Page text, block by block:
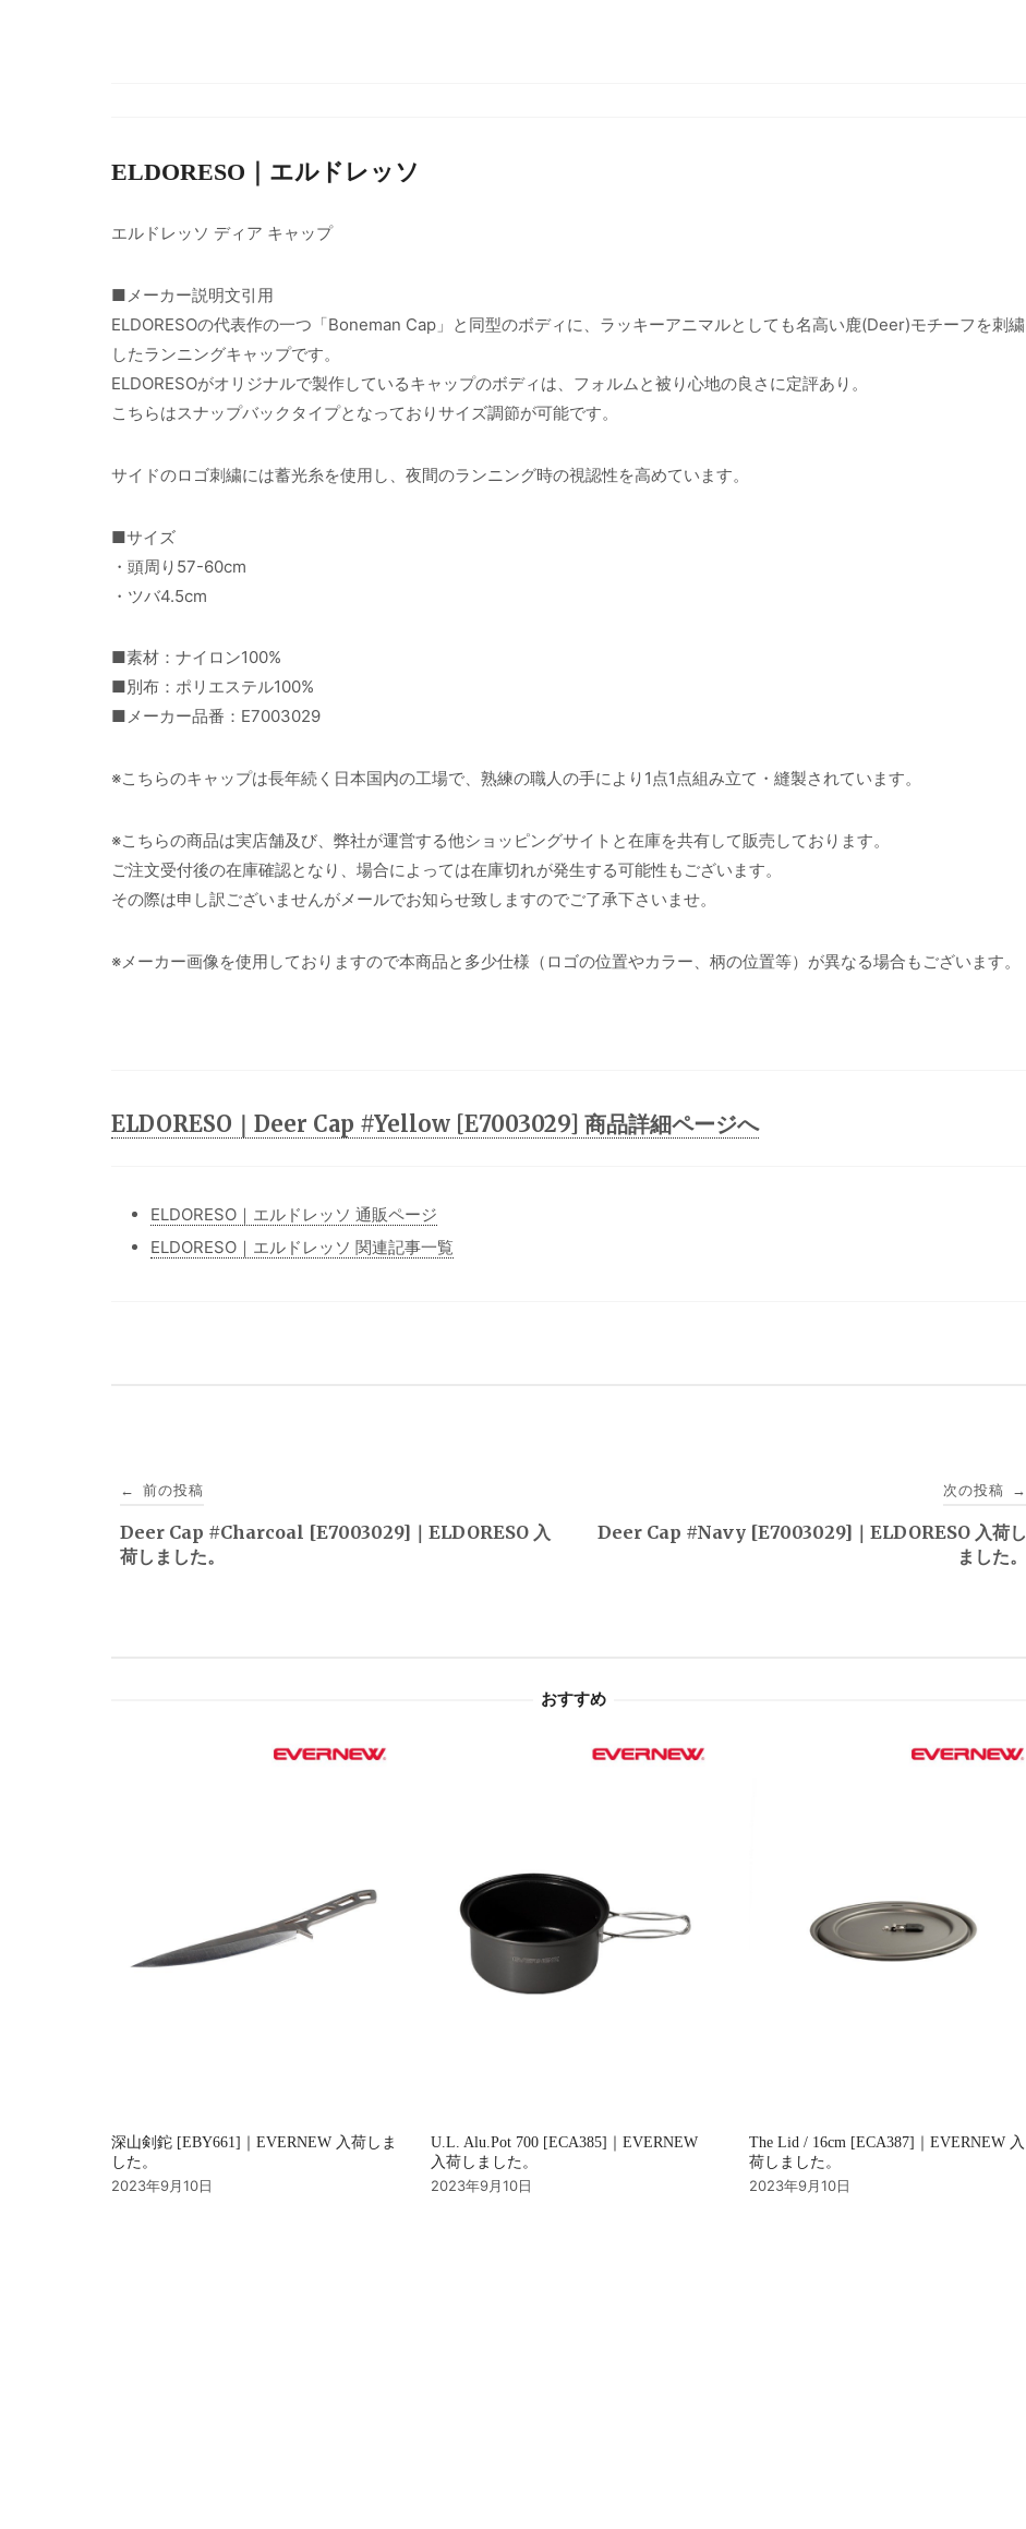
ELDORESO｜エルドレッソ
エルドレッソ ディア キャップ
■メーカー説明文引用
ELDORESOの代表作の一つ「Boneman Cap」と同型のボディに、ラッキーアニマルとしても名高い鹿(Deer)モチーフを刺繍
したランニングキャップです。
ELDORESOがオリジナルで製作しているキャップのボディは、フォルムと被り心地の良さに定評あり。
こちらはスナップバックタイプとなっておりサイズ調節が可能です。
サイドのロゴ刺繍には蓄光糸を使用し、夜間のランニング時の視認性を高めています。
■サイズ
・頭周り57-60cm
・ツバ4.5cm
■素材：ナイロン100%
■別布：ポリエステル100%
■メーカー品番：E7003029
※こちらのキャップは長年続く日本国内の工場で、熟練の職人の手により1点1点組み立て・縫製されています。
※こちらの商品は実店舗及び、弊社が運営する他ショッピングサイトと在庫を共有して販売しております。
ご注文受付後の在庫確認となり、場合によっては在庫切れが発生する可能性もございます。
その際は申し訳ございませんがメールでお知らせ致しますのでご了承下さいませ。
※メーカー画像を使用しておりますので本商品と多少仕様（ロゴの位置やカラー、柄の位置等）が異なる場合もございます。
ELDORESO｜Deer Cap #Yellow [E7003029] 商品詳細ページへ
ELDORESO｜エルドレッソ 通販ページ
ELDORESO｜エルドレッソ 関連記事一覧
稿
ナ
← 前の投稿
Deer Cap #Charcoal [E7003029]｜ELDORESO 入
荷しました。
次の投稿 →
Deer Cap #Navy [E7003029]｜ELDORESO 入荷し
ました。
おすすめ
深山剣鉈 [EBY661]｜EVERNEW 入荷しま
した。
2023年9月10日
U.L. Alu.Pot 700 [ECA385]｜EVERNEW
入荷しました。
2023年9月10日
The Lid / 16cm [ECA387]｜EVERNEW 入
荷しました。
2023年9月10日